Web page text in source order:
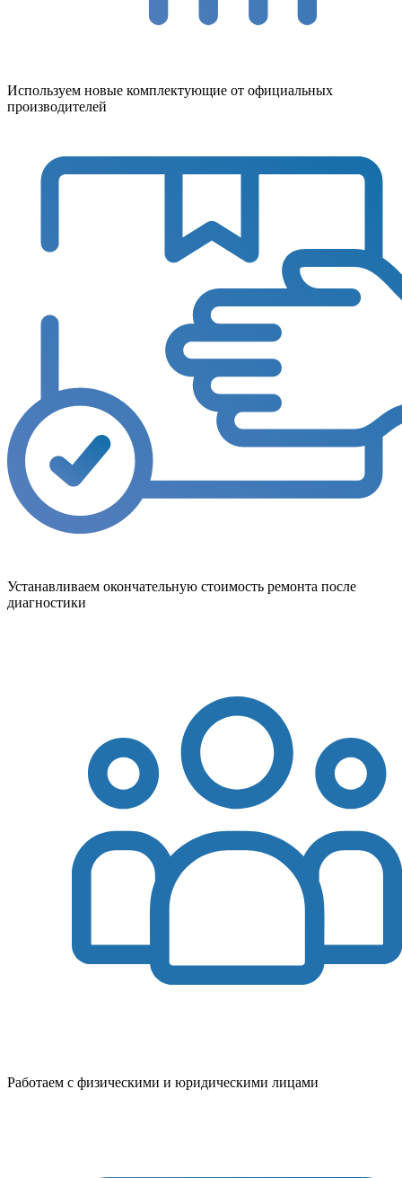
Используем новые комплектующие от официальных
производителей
Устанавливаем окончательную стоимость ремонта после
диагностики
Работаем с физическими и юридическими лицами